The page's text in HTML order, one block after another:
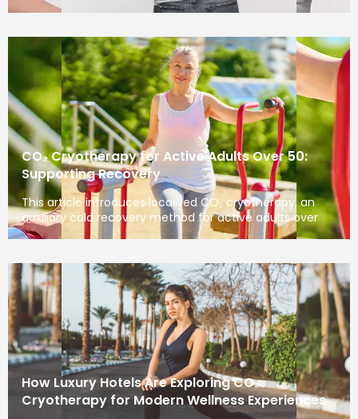
CO₂ Cryotherapy for Active Adults Over 50:
Supporting Recovery
This article introduces localized CO₂ cryotherapy, an
auxiliary cold recovery method for active adults over
How Luxury Hotels Are Exploring CO₂
Cryotherapy for Modern Wellness Experiences